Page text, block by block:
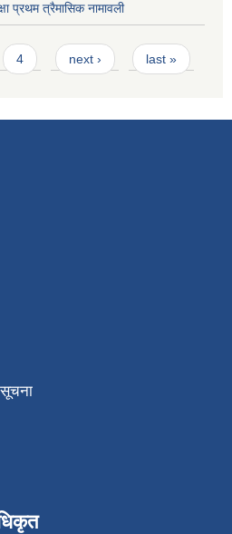
प्रथम त्रैमासिक नामावली
4 next › last »